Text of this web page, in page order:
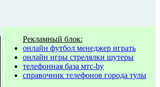
Рекламный блок:
онлайн футбол менеджер играть
онлайн игры стрелялки шутеры
телефонная база мтс-by
справочник телефонов города тулы